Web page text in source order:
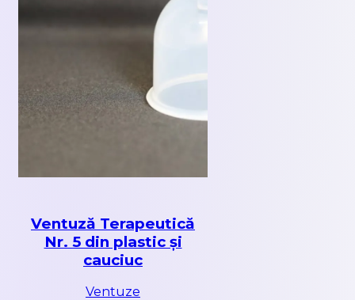
Ventuză Terapeutică
Nr. 5 din plastic și
cauciuc
Ventuze